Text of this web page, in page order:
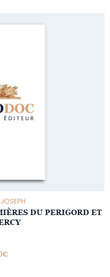
DU PERIGORD ET
€